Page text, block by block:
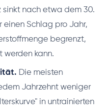
nach etwa dem 30.
einen Schlag pro Jahr,
begrenzt,
werden kann.
Die meisten
Jahrzehnt weniger
in untrainierten